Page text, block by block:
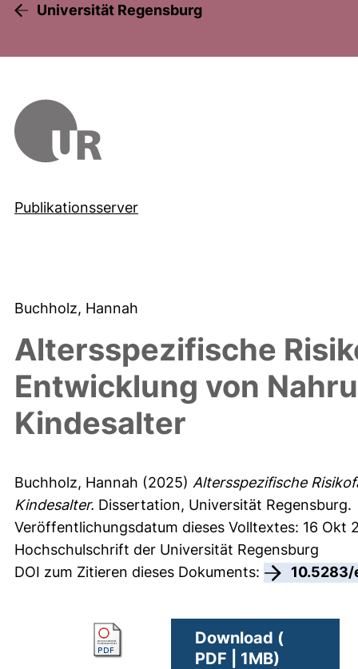
Universität Regensburg
Publikationsserver
Buchholz, Hannah
Altersspezifische
Entwicklung von
Kindesalter
Buchholz, Hannah (2025) Altersspezifische
Kindesalter. Dissertation, Universität Regensburg.
Veröffentlichungsdatum dieses Volltextes: 16 Okt
Hochschulschrift der Universität Regensburg
DOI zum Zitieren dieses Dokuments:
Download (
PDF | 1MB)